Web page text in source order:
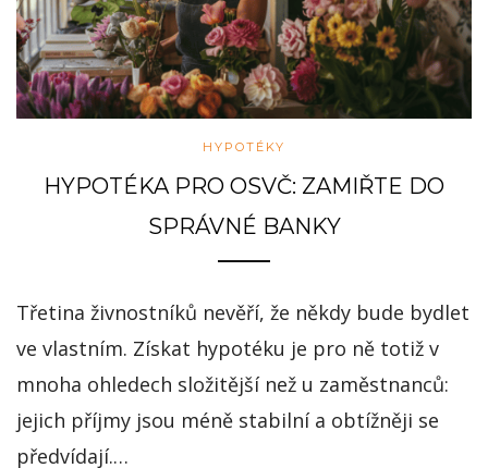
HYPOTÉKY
HYPOTÉKA PRO OSVČ: ZAMIŘTE DO
SPRÁVNÉ BANKY
Třetina živnostníků nevěří, že někdy bude bydlet
ve vlastním. Získat hypotéku je pro ně totiž v
mnoha ohledech složitější než u zaměstnanců:
jejich příjmy jsou méně stabilní a obtížněji se
předvídají.…